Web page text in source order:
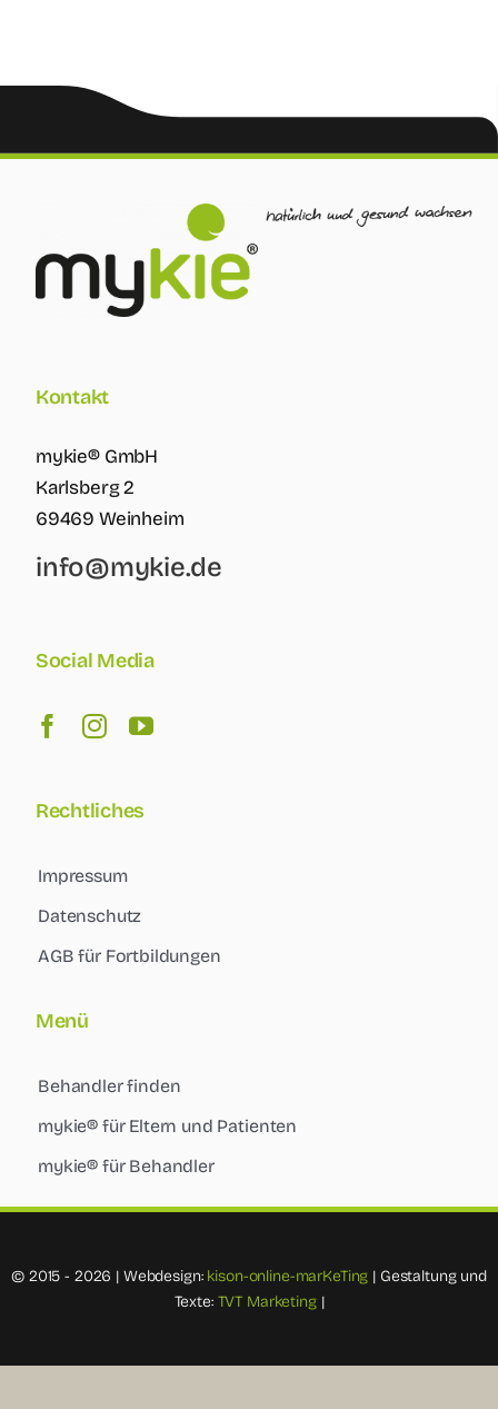
Kontakt
mykie® GmbH
Karlsberg 2
69469 Weinheim
info@mykie.de
Social Media
Rechtliches
Impressum
Datenschutz
AGB für Fortbildungen
Menü
Behandler finden
mykie® für Eltern und Patienten
mykie® für Behandler
© 2015 - 2026 | Webdesign: kison-online-marKeTing | Gestaltung und
Texte: TVT Marketing|